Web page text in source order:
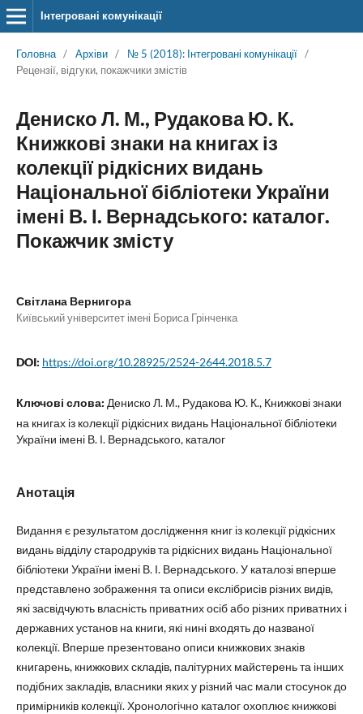
Інтегровані комунікації
Головна / Архіви / № 5 (2018): Інтегровані комунікації /
Рецензії, відгуки, покажчики змістів
Дениско Л. М., Рудакова Ю. К.
Книжкові знаки на книгах із
колекції рідкісних видань
Національної бібліотеки України
імені В. І. Вернадського: каталог.
Покажчик змісту
Світлана Вернигора
Київський університет імені Бориса Грінченка
DOI: https://doi.org/10.28925/2524-2644.2018.5.7
Ключові слова: Дениско Л. М., Рудакова Ю. К., Книжкові знаки
на книгах із колекції рідкісних видань Національної бібліотеки
України імені В. І. Вернадського, каталог
Анотація
Видання є результатом дослідження книг із колекції рідкісних
видань відділу стародруків та рідкісних видань Національної
бібліотеки України імені В. І. Вернадського. У каталозі вперше
представлено зображення та описи екслібрисів різних видів,
які засвідчують власність приватних осіб або різних приватних і
державних установ на книги, які нині входять до названої
колекції. Вперше презентовано описи книжкових знаків
книгарень, книжкових складів, палітурних майстерень та інших
подібних закладів, власники яких у різний час мали стосунок до
примірників колекції. Хронологічно каталог охоплює книжкові